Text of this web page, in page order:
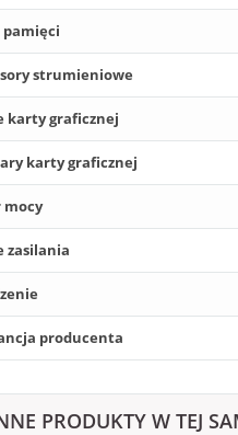
pamięci
strumieniowe
karty graficznej
karty graficznej
mocy
zasilania
producenta
PRODUKTY W TEJ